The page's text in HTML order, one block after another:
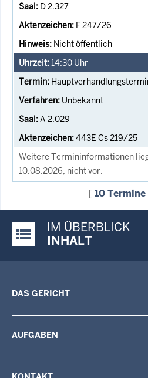
D 2.327
F 247/26
Nicht öffentlich
14:30 Uhr
Unbekannt
A 2.029
443E Cs 219/25
Weitere Termininformationen
10.08.2026, nicht vor.
[10
Justiz-Portal im
IM ÜBERBLICK
INHALT
DAS GERICHT
AUFGABEN